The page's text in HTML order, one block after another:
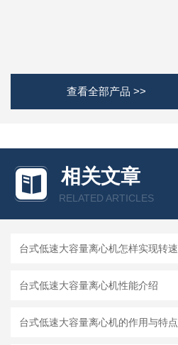
查看全部产品 >>
相关文章
RELATED ARTICLES
台式低速大容量离心机性能介绍
台式低速大容量离心机的作用与特点